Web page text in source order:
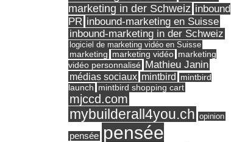
marketing in der Schweiz inbound
PR inbound-marketing en Suisse
inbound-marketing in der Schweiz
logiciel de marketing vidéo en Suisse
marketing marketing vidéo marketing
vidéo personnalisé Mathieu Janin
médias sociaux mintbird
mintbird
launch mintbird shopping cart
mjccd.com
mybuilderall4you.ch opinion
pensée pensée